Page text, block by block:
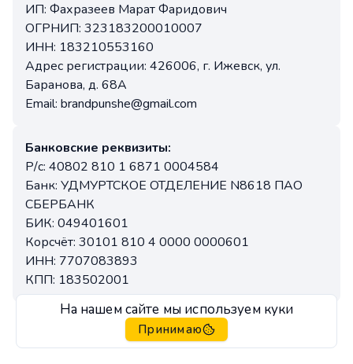
ИП: Фахразеев Марат Фаридович
ОГРНИП: 323183200010007
ИНН: 183210553160
Адрес регистрации: 426006, г. Ижевск, ул.
Баранова, д. 68А
Email: brandpunshe@gmail.com
Банковские реквизиты:
Р/с: 40802 810 1 6871 0004584
Банк: УДМУРТСКОЕ ОТДЕЛЕНИЕ N8618 ПАО
СБЕРБАНК
БИК: 049401601
Корсчёт: 30101 810 4 0000 0000601
ИНН: 7707083893
КПП: 183502001
На нашем сайте мы используем куки
Принимаю